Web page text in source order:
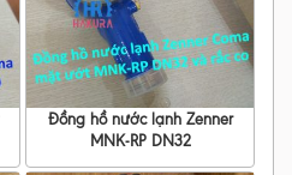
Đồng hồ nước lạnh Zenner
MNK-RP DN32